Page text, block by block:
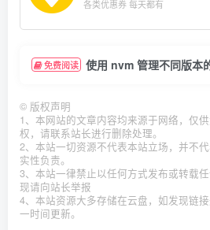
各类优惠券 每天都有
免费阅读 使用 nvm 管理不同版本
© 版权声明
1、本网站的文章内容均来源于网络，仅
权，请联系站长进行删除处理。
2、本站一切资源不代表本站立场，并不
实性负责。
3、本站一律禁止以任何方式发布或转载
现请向站长举报
4、本站资源大多存储在云盘，如发现链
一时间更新。